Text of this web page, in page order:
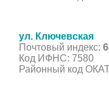
ул. Ключевская
Почтовый индекс:
Код ИФНС: 7580
Районный код